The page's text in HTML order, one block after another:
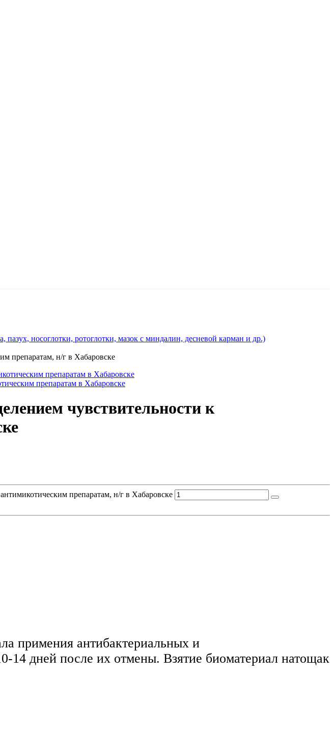
пазух, носоглотки, ротоглотки, мазок с миндалин, десневой карман и др.)
препаратам, н/г в Хабаровске
препаратам в Хабаровске
препаратам в Хабаровске
чувствительности к
препаратам, н/г в Хабаровске
примения антибактериальных и
14 дней после их отмены. Взятие биоматериал натощак